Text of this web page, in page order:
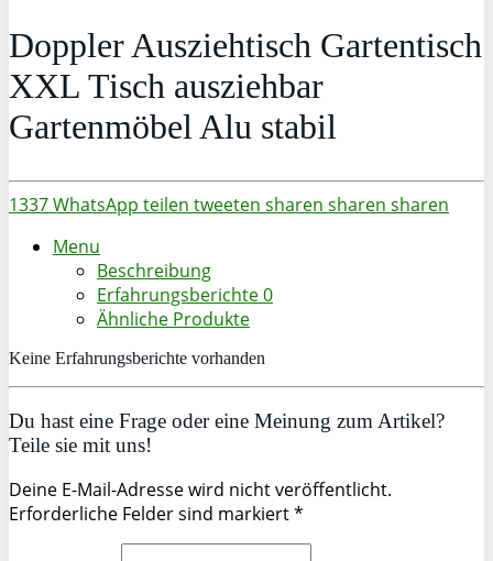
Doppler Ausziehtisch Gartentisch
XXL Tisch ausziehbar
Gartenmöbel Alu stabil
1337WhatsApp teilen tweeten sharen sharen sharen
Menu
Beschreibung
Erfahrungsberichte0
Ähnliche Produkte
Keine Erfahrungsberichte vorhanden
Du hast eine Frage oder eine Meinung zum Artikel?
Teile sie mit uns!
Deine E-Mail-Adresse wird nicht veröffentlicht.
Erforderliche Felder sind markiert *